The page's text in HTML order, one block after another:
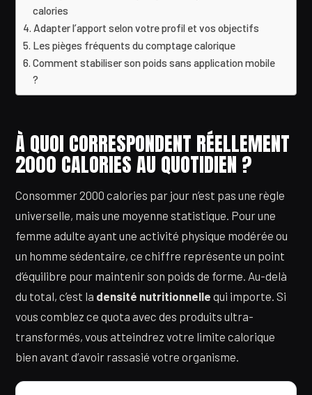
calories
Adapter l’apport selon votre profil et vos objectifs
Les pièges fréquents du comptage calorique
Comment stabiliser son poids sans application mobile
?
À QUOI CORRESPONDENT RÉELLEMENT
2000 CALORIES AU QUOTIDIEN ?
Consommer 2000 calories par jour n’est pas une règle
universelle, mais une moyenne statistique. Pour une
femme adulte ayant une activité physique modérée ou
un homme sédentaire, ce chiffre représente un point
d’équilibre pour maintenir son poids de forme. Au-delà
du total, c’est la densité nutritionnelle qui importe. Si
vous comblez ce quota avec des produits ultra-
transformés, vous atteindrez votre limite calorique
bien avant d’avoir rassasié votre organisme.